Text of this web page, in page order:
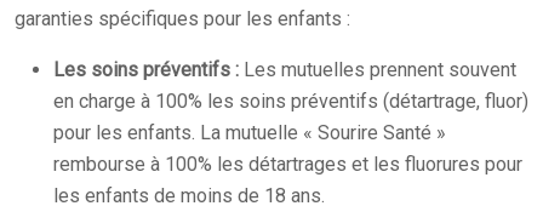
garanties spécifiques pour les enfants :
Les soins préventifs : Les mutuelles prennent souvent
en charge à 100% les soins préventifs (détartrage, fluor)
pour les enfants. La mutuelle « Sourire Santé »
rembourse à 100% les détartrages et les fluorures pour
les enfants de moins de 18 ans.